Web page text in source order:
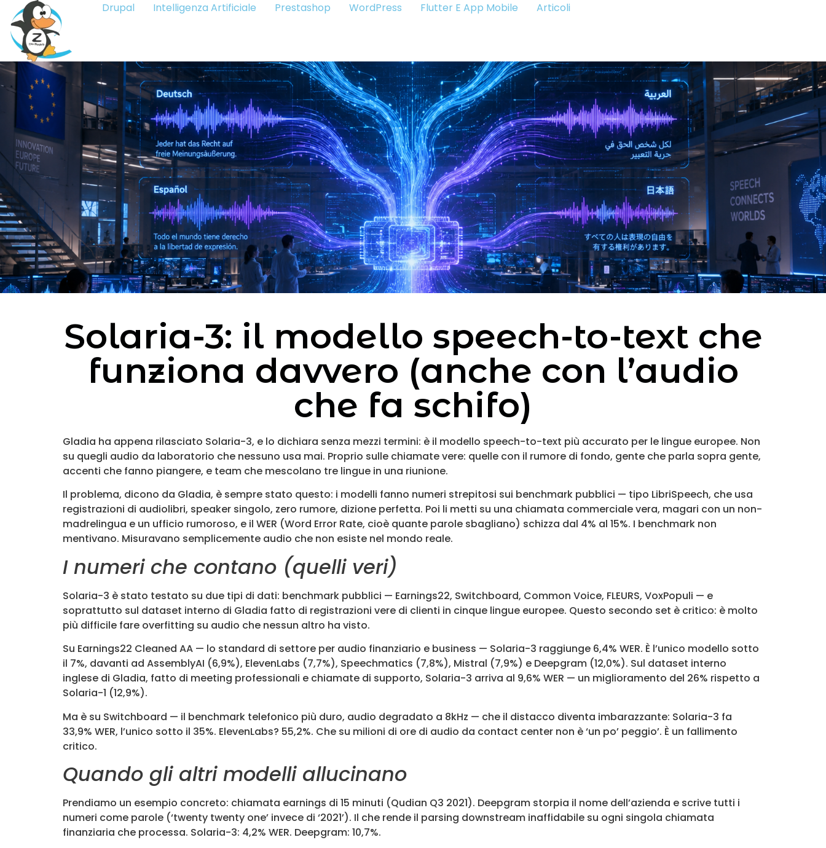
Drupal Intelligenza Artificiale Prestashop WordPress Flutter E App Mobile Articoli
Solaria-3: il modello speech-to-text che
funziona davvero (anche con l’audio
che fa schifo)
Gladia ha appena rilasciato Solaria-3, e lo dichiara senza mezzi termini: è il modello speech-to-text più accurato per le lingue europee. Non
su quegli audio da laboratorio che nessuno usa mai. Proprio sulle chiamate vere: quelle con il rumore di fondo, gente che parla sopra gente,
accenti che fanno piangere, e team che mescolano tre lingue in una riunione.
Il problema, dicono da Gladia, è sempre stato questo: i modelli fanno numeri strepitosi sui benchmark pubblici — tipo LibriSpeech, che usa
registrazioni di audiolibri, speaker singolo, zero rumore, dizione perfetta. Poi li metti su una chiamata commerciale vera, magari con un non-
madrelingua e un ufficio rumoroso, e il WER (Word Error Rate, cioè quante parole sbagliano) schizza dal 4% al 15%. I benchmark non
mentivano. Misuravano semplicemente audio che non esiste nel mondo reale.
I numeri che contano (quelli veri)
Solaria-3 è stato testato su due tipi di dati: benchmark pubblici — Earnings22, Switchboard, Common Voice, FLEURS, VoxPopuli — e
soprattutto sul dataset interno di Gladia fatto di registrazioni vere di clienti in cinque lingue europee. Questo secondo set è critico: è molto
più difficile fare overfitting su audio che nessun altro ha visto.
Su Earnings22 Cleaned AA — lo standard di settore per audio finanziario e business — Solaria-3 raggiunge 6,4% WER. È l’unico modello sotto
il 7%, davanti ad AssemblyAI (6,9%), ElevenLabs (7,7%), Speechmatics (7,8%), Mistral (7,9%) e Deepgram (12,0%). Sul dataset interno
inglese di Gladia, fatto di meeting professionali e chiamate di supporto, Solaria-3 arriva al 9,6% WER — un miglioramento del 26% rispetto a
Solaria-1 (12,9%).
Ma è su Switchboard — il benchmark telefonico più duro, audio degradato a 8kHz — che il distacco diventa imbarazzante: Solaria-3 fa
33,9% WER, l’unico sotto il 35%. ElevenLabs? 55,2%. Che su milioni di ore di audio da contact center non è ‘un po’ peggio’. È un fallimento
critico.
Quando gli altri modelli allucinano
Prendiamo un esempio concreto: chiamata earnings di 15 minuti (Qudian Q3 2021). Deepgram storpia il nome dell’azienda e scrive tutti i
numeri come parole (‘twenty twenty one’ invece di ‘2021’). Il che rende il parsing downstream inaffidabile su ogni singola chiamata
finanziaria che processa. Solaria-3: 4,2% WER. Deepgram: 10,7%.